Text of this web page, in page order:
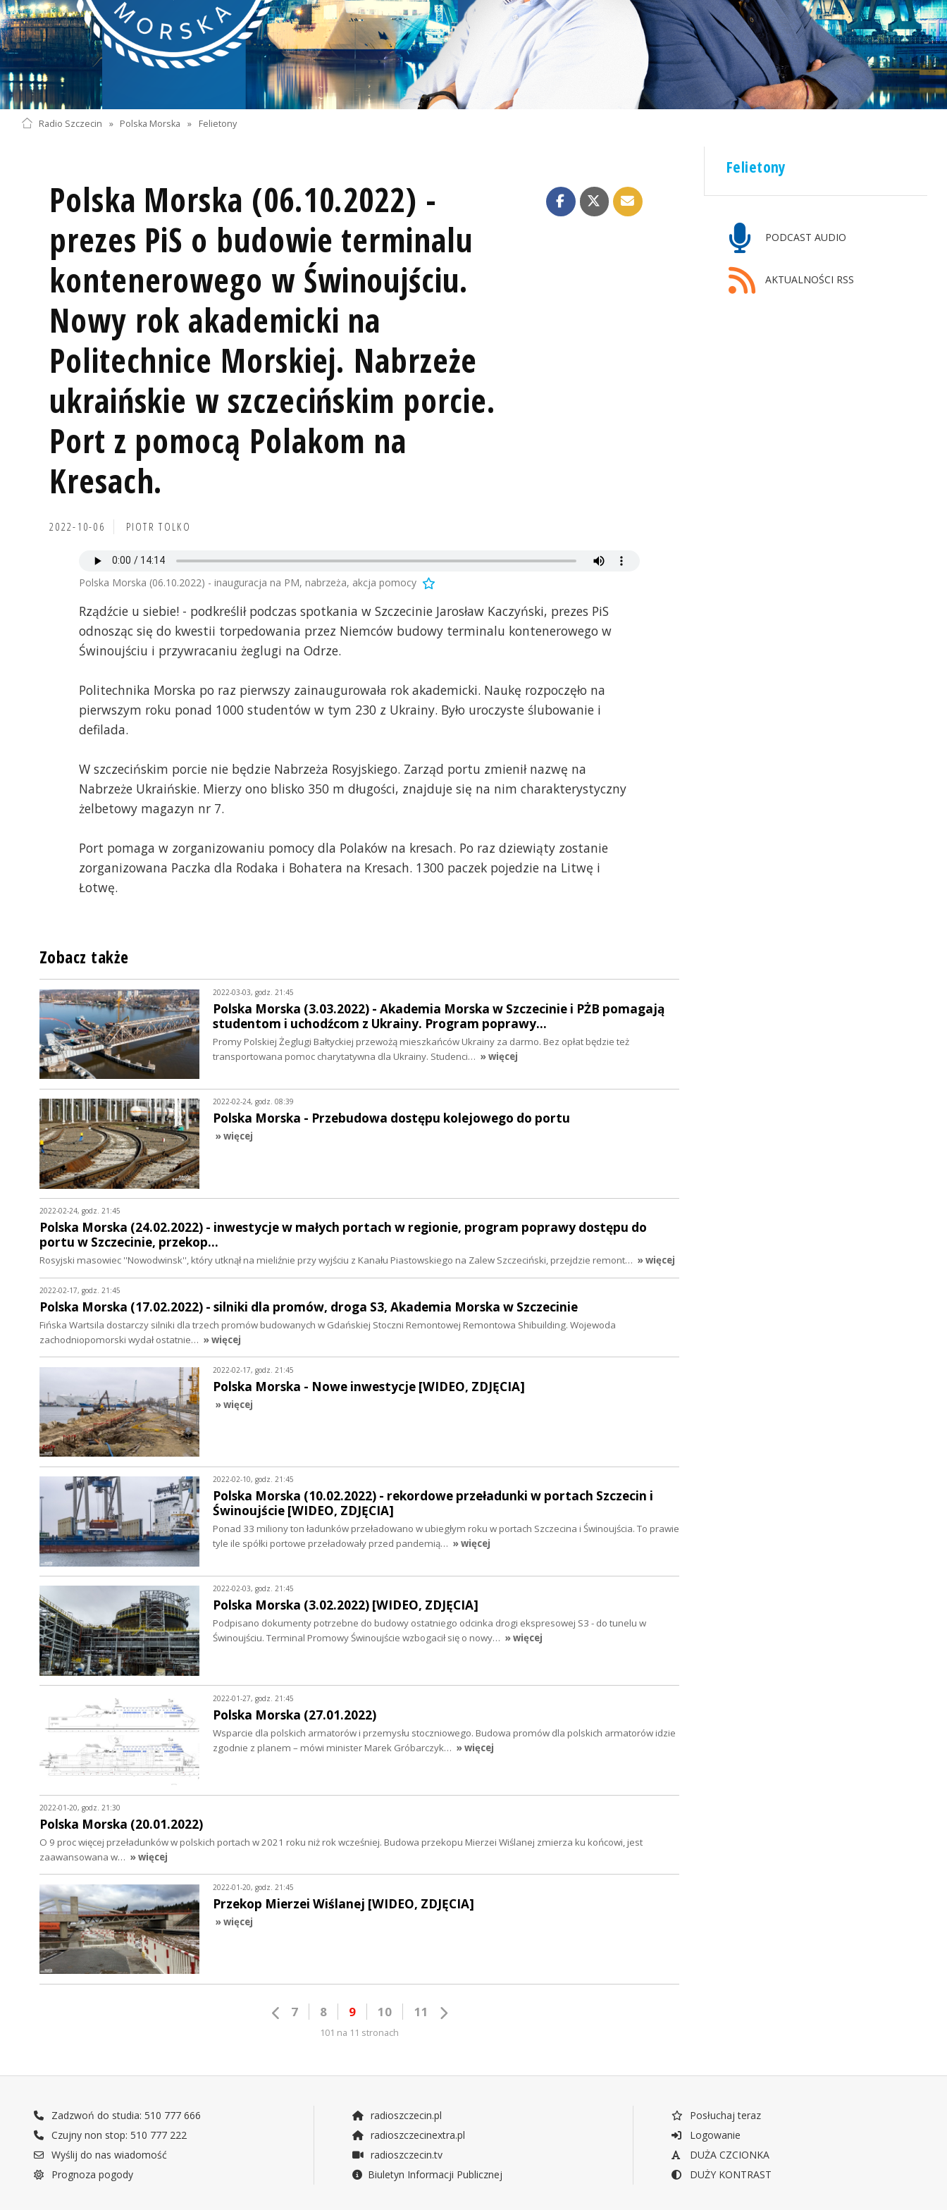
Radio Szczecin » Polska Morska » Felietony
Polska Morska (06.10.2022) -
prezes PiS o budowie terminalu
kontenerowego w Świnoujściu.
Nowy rok akademicki na
Politechnice Morskiej. Nabrzeże
ukraińskie w szczecińskim porcie.
Port z pomocą Polakom na
Kresach.
2022-10-06 PIOTR TOLKO
Polska Morska (06.10.2022) - inauguracja na PM, nabrzeża, akcja pomocy
Rządźcie u siebie! - podkreślił podczas spotkania w Szczecinie Jarosław Kaczyński, prezes PiS
odnosząc się do kwestii torpedowania przez Niemców budowy terminalu kontenerowego w
Świnoujściu i przywracaniu żeglugi na Odrze.
Politechnika Morska po raz pierwszy zainaugurowała rok akademicki. Naukę rozpoczęło na
pierwszym roku ponad 1000 studentów w tym 230 z Ukrainy. Było uroczyste ślubowanie i
defilada.
W szczecińskim porcie nie będzie Nabrzeża Rosyjskiego. Zarząd portu zmienił nazwę na
Nabrzeże Ukraińskie. Mierzy ono blisko 350 m długości, znajduje się na nim charakterystyczny
żelbetowy magazyn nr 7.
Port pomaga w zorganizowaniu pomocy dla Polaków na kresach. Po raz dziewiąty zostanie
zorganizowana Paczka dla Rodaka i Bohatera na Kresach. 1300 paczek pojedzie na Litwę i
Łotwę.
Felietony
PODCAST AUDIO
AKTUALNOŚCI RSS
Zobacz także
2022-03-03, godz. 21:45
Polska Morska (3.03.2022) - Akademia Morska w Szczecinie i PŻB pomagają
studentom i uchodźcom z Ukrainy. Program poprawy…
Promy Polskiej Żeglugi Bałtyckiej przewożą mieszkańców Ukrainy za darmo. Bez opłat będzie też
transportowana pomoc charytatywna dla Ukrainy. Studenci… » więcej
2022-02-24, godz. 08:39
Polska Morska - Przebudowa dostępu kolejowego do portu
» więcej
2022-02-24, godz. 21:45
Polska Morska (24.02.2022) - inwestycje w małych portach w regionie, program poprawy dostępu do
portu w Szczecinie, przekop…
Rosyjski masowiec ''Nowodwinsk'', który utknął na mieliźnie przy wyjściu z Kanału Piastowskiego na Zalew Szczeciński, przejdzie remont… » więcej
2022-02-17, godz. 21:45
Polska Morska (17.02.2022) - silniki dla promów, droga S3, Akademia Morska w Szczecinie
Fińska Wartsila dostarczy silniki dla trzech promów budowanych w Gdańskiej Stoczni Remontowej Remontowa Shibuilding. Wojewoda
zachodniopomorski wydał ostatnie… » więcej
2022-02-17, godz. 21:45
Polska Morska - Nowe inwestycje [WIDEO, ZDJĘCIA]
» więcej
2022-02-10, godz. 21:45
Polska Morska (10.02.2022) - rekordowe przeładunki w portach Szczecin i
Świnoujście [WIDEO, ZDJĘCIA]
Ponad 33 miliony ton ładunków przeładowano w ubiegłym roku w portach Szczecina i Świnoujścia. To prawie
tyle ile spółki portowe przeładowały przed pandemią… » więcej
2022-02-03, godz. 21:45
Polska Morska (3.02.2022) [WIDEO, ZDJĘCIA]
Podpisano dokumenty potrzebne do budowy ostatniego odcinka drogi ekspresowej S3 - do tunelu w
Świnoujściu. Terminal Promowy Świnoujście wzbogacił się o nowy… » więcej
2022-01-27, godz. 21:45
Polska Morska (27.01.2022)
Wsparcie dla polskich armatorów i przemysłu stoczniowego. Budowa promów dla polskich armatorów idzie
zgodnie z planem – mówi minister Marek Gróbarczyk… » więcej
2022-01-20, godz. 21:30
Polska Morska (20.01.2022)
O 9 proc więcej przeładunków w polskich portach w 2021 roku niż rok wcześniej. Budowa przekopu Mierzei Wiślanej zmierza ku końcowi, jest
zaawansowana w… » więcej
2022-01-20, godz. 21:45
Przekop Mierzei Wiślanej [WIDEO, ZDJĘCIA]
» więcej
7 8 9 10 11
101 na 11 stronach
Zadzwoń do studia: 510 777 666
Czujny non stop: 510 777 222
Wyślij do nas wiadomość
Prognoza pogody
radioszczecin.pl
radioszczecinextra.pl
radioszczecin.tv
Biuletyn Informacji Publicznej
Posłuchaj teraz
Logowanie
DUŻA CZCIONKA
DUŻY KONTRAST